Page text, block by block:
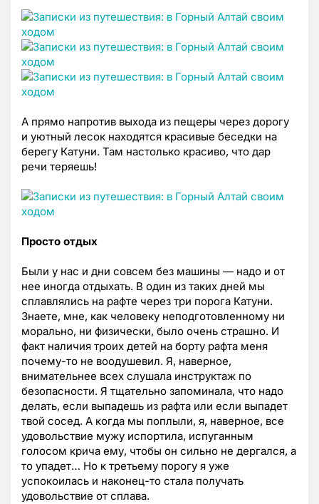
А прямо напротив выхода из пещеры через дорогу
и уютный лесок находятся красивые беседки на
берегу Катуни. Там настолько красиво, что дар
речи теряешь!
Просто отдых
Были у нас и дни совсем без машины — надо и от
нее иногда отдыхать. В один из таких дней мы
сплавлялись на рафте через три порога Катуни.
Знаете, мне, как человеку неподготовленному ни
морально, ни физически, было очень страшно. И
факт наличия троих детей на борту рафта меня
почему-то не воодушевил. Я, наверное,
внимательнее всех слушала инструктаж по
безопасности. Я тщательно запоминала, что надо
делать, если выпадешь из рафта или если выпадет
твой сосед. А когда мы поплыли, я, наверное, все
удовольствие мужу испортила, испуганным
голосом крича ему, чтобы он сильно не дергался, а
то упадет… Но к третьему порогу я уже
успокоилась и наконец-то стала получать
удовольствие от сплава.